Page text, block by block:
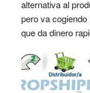
alternativa al
pero va
que da dinero